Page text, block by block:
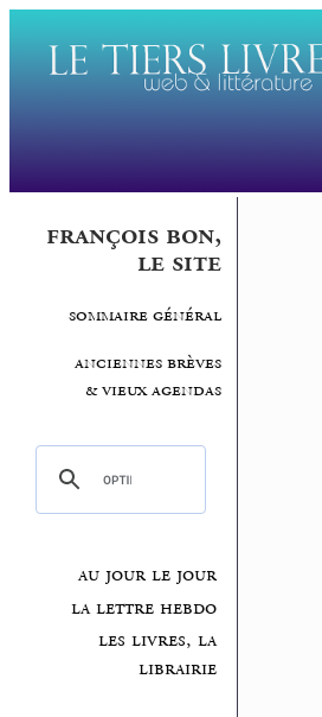
françois bon,
le site
sommaire général
anciennes brèves
& vieux agendas
au jour le jour
la lettre hebdo
les livres, la
librairie